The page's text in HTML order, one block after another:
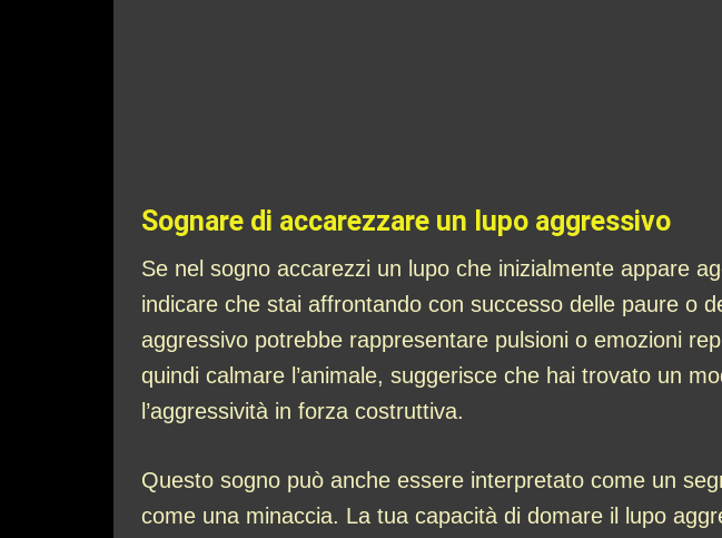
Sognare di accarezzare un lupo aggressivo
Se nel sogno accarezzi un lupo che inizialmente appare
indicare che stai affrontando con successo delle paure o
aggressivo potrebbe rappresentare pulsioni o emozioni
quindi calmare l’animale, suggerisce che hai trovato un
l’aggressività in forza costruttiva.
Questo sogno può anche essere interpretato come un
come una minaccia. La tua capacità di domare il lupo